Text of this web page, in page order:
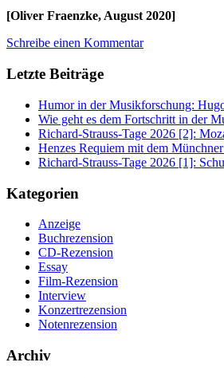
[Oliver Fraenzke, August 2020]
Schreibe einen Kommentar
Letzte Beiträge
Humor in der Musikforschung:
Wie geht es dem Fortschritt in der
Richard-Strauss-Tage 2026 [2]:
Henzes Requiem mit dem
Richard-Strauss-Tage 2026 [1]:
Kategorien
Anzeige
Buchrezension
CD-Rezension
Essay
Film-Rezension
Interview
Konzertrezension
Notenrezension
Archiv